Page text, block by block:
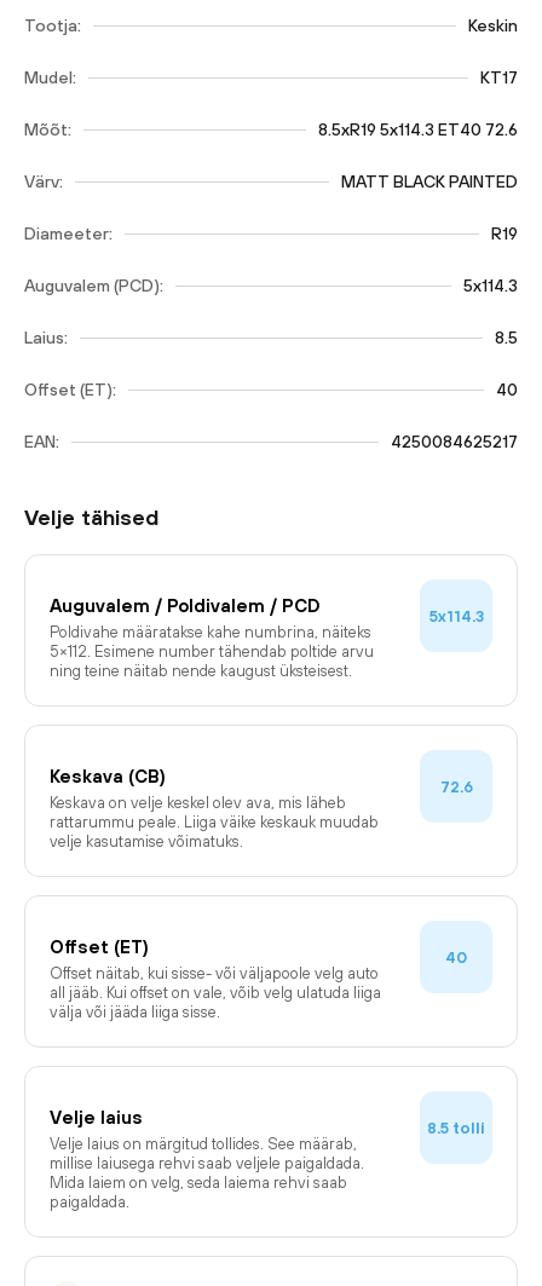
Tootja: Keskin
Mudel: KT17
Mõõt: 8.5xR19 5x114.3 ET40 72.6
Värv: MATT BLACK PAINTED
Diameeter: R19
Auguvalem (PCD): 5x114.3
Laius: 8.5
Offset (ET): 40
EAN: 4250084625217
Velje tähised
Auguvalem / Poldivalem / PCD
Poldivahe määratakse kahe numbrina, näiteks
5×112. Esimene number tähendab poltide arvu
ning teine näitab nende kaugust üksteisest.
5x114.3
Keskava (CB)
Keskava on velje keskel olev ava, mis läheb
rattarummu peale. Liiga väike keskauk muudab
velje kasutamise võimatuks.
72.6
Offset (ET)
Offset näitab, kui sisse- või väljapoole velg auto
all jääb. Kui offset on vale, võib velg ulatuda liiga
välja või jääda liiga sisse.
40
Velje laius
Velje laius on märgitud tollides. See määrab,
millise laiusega rehvi saab veljele paigaldada.
Mida laiem on velg, seda laiema rehvi saab
paigaldada.
8.5 tolli